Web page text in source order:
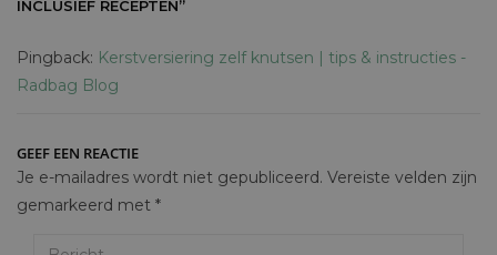
INCLUSIEF RECEPTEN”
Pingback: Kerstversiering zelf knutsen | tips & instructies -
Radbag Blog
GEEF EEN REACTIE
Je e-mailadres wordt niet gepubliceerd. Vereiste velden zijn
gemarkeerd met *
Bericht